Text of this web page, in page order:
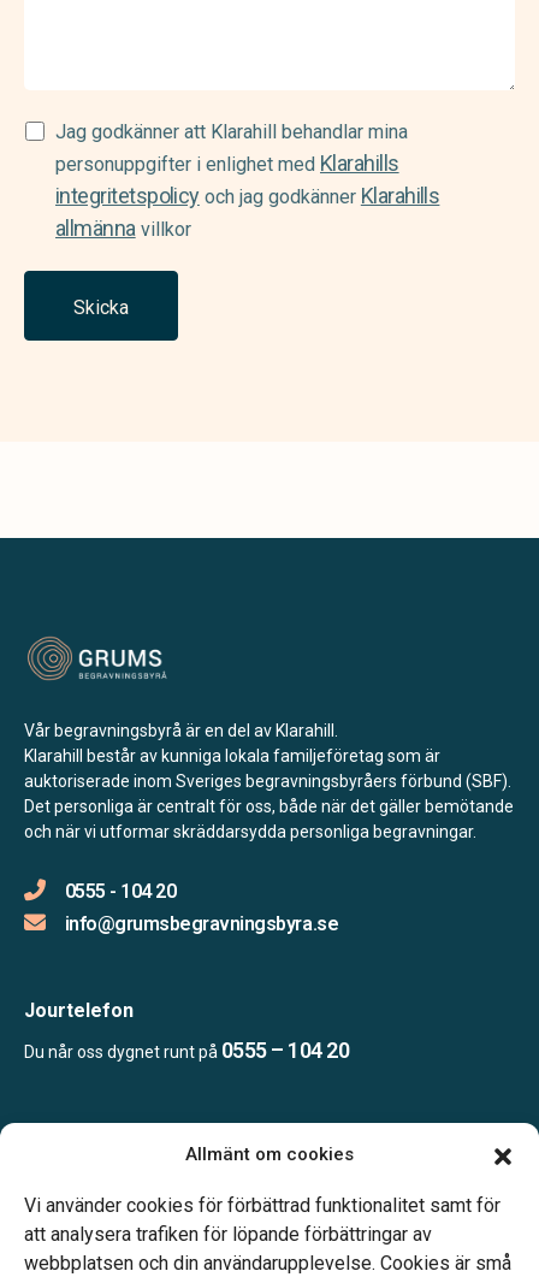
Allmänt om cookies
Vi använder cookies för förbättrad funktionalitet samt för
att analysera trafiken för löpande förbättringar av
webbplatsen och din användarupplevelse. Cookies är små
Samtycke
(Required)
Jag godkänner att Klarahill behandlar mina
personuppgifter i enlighet med Klarahills
integritetspolicyoch jag godkänner Klarahills
allmännavillkor
Skicka
Vår begravningsbyrå är en del av Klarahill.
Klarahill består av kunniga lokala familjeföretag som är
auktoriserade inom Sveriges begravningsbyråers förbund (SBF).
Det personliga är centralt för oss, både när det gäller bemötande
och när vi utformar skräddarsydda personliga begravningar.
0555 - 104 20
info@grumsbegravningsbyra.se
Jourtelefon
Du når oss dygnet runt på 0555 – 104 20
Telefonjour dygnet runt.